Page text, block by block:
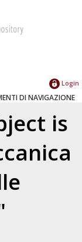
Login
DI NAVIGAZIONE
is